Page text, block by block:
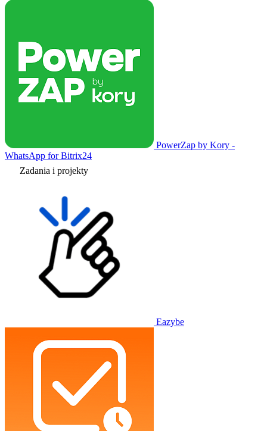
PowerZap by Kory -
WhatsApp for Bitrix24
Zadania i projekty
Eazybe